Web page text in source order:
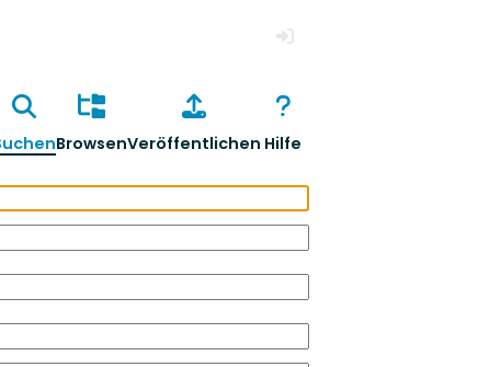
BrowsenVeröffentlichen Hilfe